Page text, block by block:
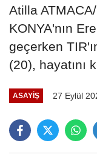
Atilla
KONYA'nın
geçerken
(20), hayatını
ASAYIŞ 27 Eylül